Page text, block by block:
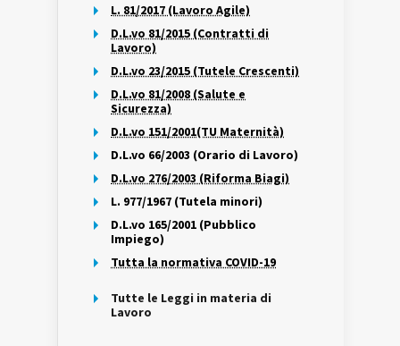
L. 81/2017 (Lavoro Agile)
D.L.vo 81/2015 (Contratti di
Lavoro)
D.L.vo 23/2015 (Tutele Crescenti)
D.L.vo 81/2008 (Salute e
Sicurezza)
D.L.vo 151/2001(TU Maternità)
D.L.vo 66/2003 (Orario di Lavoro)
D.L.vo 276/2003 (Riforma Biagi)
L. 977/1967 (Tutela minori)
D.L.vo 165/2001 (Pubblico
Impiego)
Tutta la normativa COVID-19
Tutte le Leggi in materia di
Lavoro